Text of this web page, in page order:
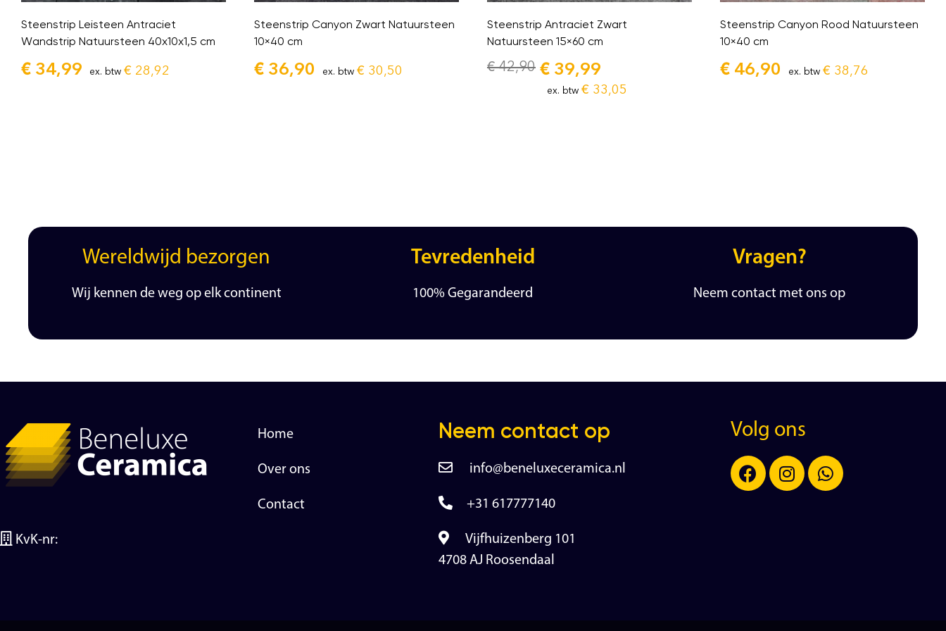
Steenstrip Leisteen Antraciet
Wandstrip Natuursteen 40x10x1,5 cm
€ 34,99 ex. btw € 28,92
Steenstrip Canyon Zwart Natuursteen
10×40 cm
€ 36,90 ex. btw € 30,50
Steenstrip Antraciet Zwart
Natuursteen 15×60 cm
€42,90 € 39,99
ex. btw € 33,05
Steenstrip Canyon Rood Natuursteen
10×40 cm
€ 46,90 ex. btw € 38,76
Wereldwijd bezorgen
Wij kennen de weg op elk continent
Tevredenheid
100% Gegarandeerd
Vragen?
Neem contact met ons op
KvK-nr:
Home
Over ons
Contact
Neem contact op
info@beneluxeceramica.nl
+31 617777140
Vijfhuizenberg 101
4708 AJ Roosendaal
Volg ons